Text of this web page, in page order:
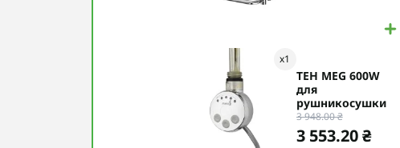
x1
ТЕН MEG 600W
для
рушникосушки
3 948.00 ₴
3 553.20 ₴